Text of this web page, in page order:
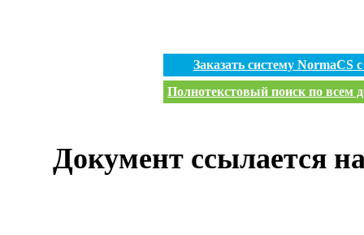
Заказать систему
Полнотекстовый поиск по всем
Документ ссылается